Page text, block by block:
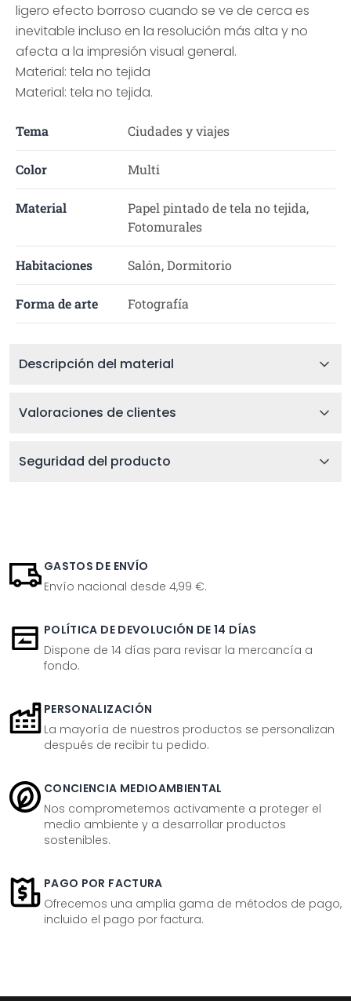
ligero efecto borroso cuando se ve de cerca es
inevitable incluso en la resolución más alta y no
afecta a la impresión visual general.
Material: tela no tejida
Material: tela no tejida.
Tema Ciudades y viajes
Color Multi
Material
Papel pintado de tela no tejida,
Fotomurales
Habitaciones Salón, Dormitorio
Forma de arte Fotografía
Descripción del material
Valoraciones de clientes
Seguridad del producto
GASTOS DE ENVÍO
Envío nacional desde 4,99 €.
POLÍTICA DE DEVOLUCIÓN DE 14 DÍAS
Dispone de 14 días para revisar la mercancía a
fondo.
PERSONALIZACIÓN
La mayoría de nuestros productos se personalizan
después de recibir tu pedido.
CONCIENCIA MEDIOAMBIENTAL
Nos comprometemos activamente a proteger el
medio ambiente y a desarrollar productos
sostenibles.
PAGO POR FACTURA
Ofrecemos una amplia gama de métodos de pago,
incluido el pago por factura.